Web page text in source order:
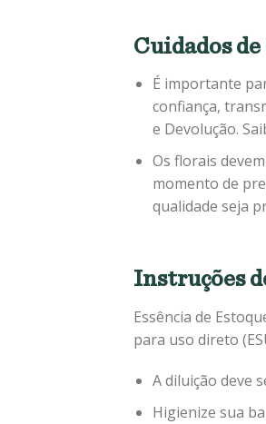
Cuidados
É importante
confiança,
e Devolução.
Os florais
momento de
qualidade seja
Instruções
Essência de
para uso direto
A diluição deve
Higienize sua